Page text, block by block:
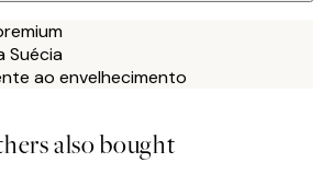
Suécia
ao envelhecimento
also bought